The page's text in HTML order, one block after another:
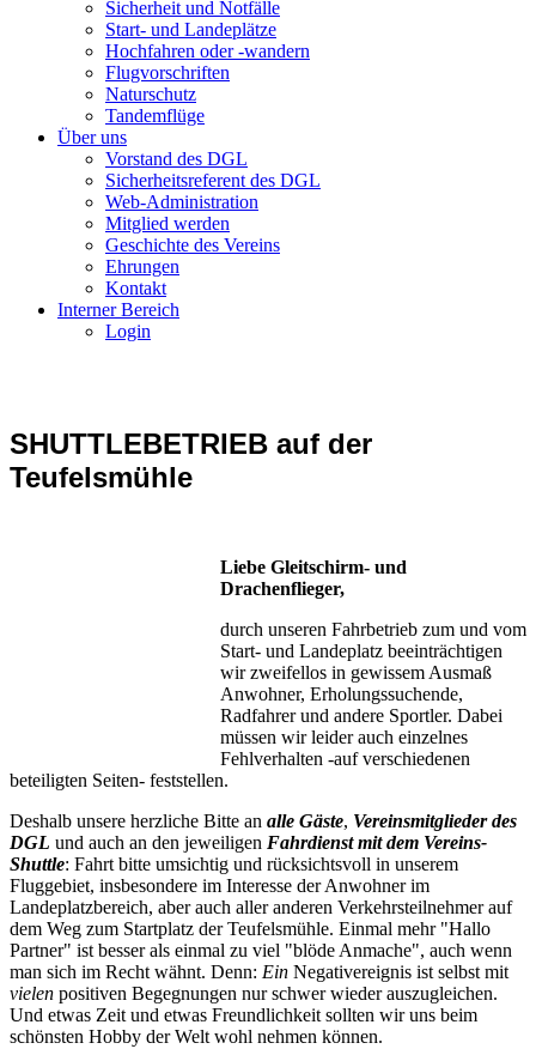
Sicherheit und Notfälle
Start- und Landeplätze
Hochfahren oder -wandern
Flugvorschriften
Naturschutz
Tandemflüge
Über uns
Vorstand des DGL
Sicherheitsreferent des DGL
Web-Administration
Mitglied werden
Geschichte des Vereins
Ehrungen
Kontakt
Interner Bereich
Login
SHUTTLEBETRIEB auf der
Teufelsmühle
Liebe Gleitschirm- und
Drachenflieger,
durch unseren Fahrbetrieb zum und vom
Start- und Landeplatz beeinträchtigen
wir zweifellos in gewissem Ausmaß
Anwohner, Erholungssuchende,
Radfahrer und andere Sportler. Dabei
müssen wir leider auch einzelnes
Fehlverhalten -auf verschiedenen
beteiligten Seiten- feststellen.
Deshalb unsere herzliche Bitte an alle Gäste, Vereinsmitglieder des
DGL und auch an den jeweiligen Fahrdienst mit dem Vereins-
Shuttle: Fahrt bitte umsichtig und rücksichtsvoll in unserem
Fluggebiet, insbesondere im Interesse der Anwohner im
Landeplatzbereich, aber auch aller anderen Verkehrsteilnehmer auf
dem Weg zum Startplatz der Teufelsmühle. Einmal mehr "Hallo
Partner" ist besser als einmal zu viel "blöde Anmache", auch wenn
man sich im Recht wähnt. Denn: Ein Negativereignis ist selbst mit
vielen positiven Begegnungen nur schwer wieder auszugleichen.
Und etwas Zeit und etwas Freundlichkeit sollten wir uns beim
schönsten Hobby der Welt wohl nehmen können.